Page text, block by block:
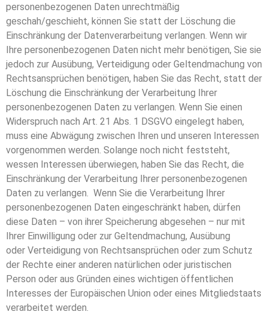
personenbezogenen Daten unrechtmäßig
geschah/geschieht, können Sie statt der Löschung die
Einschränkung der Datenverarbeitung verlangen. Wenn wir
Ihre personenbezogenen Daten nicht mehr benötigen, Sie sie
jedoch zur Ausübung, Verteidigung oder Geltendmachung von
Rechtsansprüchen benötigen, haben Sie das Recht, statt der
Löschung die Einschränkung der Verarbeitung Ihrer
personenbezogenen Daten zu verlangen. Wenn Sie einen
Widerspruch nach Art. 21 Abs. 1 DSGVO eingelegt haben,
muss eine Abwägung zwischen Ihren und unseren Interessen
vorgenommen werden. Solange noch nicht feststeht,
wessen Interessen überwiegen, haben Sie das Recht, die
Einschränkung der Verarbeitung Ihrer personenbezogenen
Daten zu verlangen. Wenn Sie die Verarbeitung Ihrer
personenbezogenen Daten eingeschränkt haben, dürfen
diese Daten – von ihrer Speicherung abgesehen – nur mit
Ihrer Einwilligung oder zur Geltendmachung, Ausübung
oder Verteidigung von Rechtsansprüchen oder zum Schutz
der Rechte einer anderen natürlichen oder juristischen
Person oder aus Gründen eines wichtigen öffentlichen
Interesses der Europäischen Union oder eines Mitgliedstaats
verarbeitet werden.